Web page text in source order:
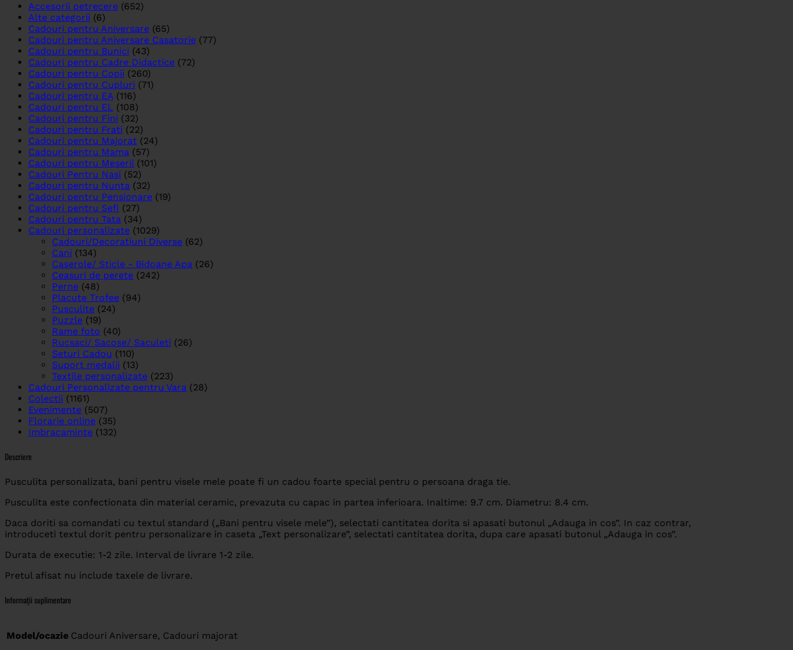
Accesorii petrecere (652)
Alte categorii (6)
Cadouri pentru Aniversare (65)
Cadouri pentru Aniversare Casatorie (77)
Cadouri pentru Bunici (43)
Cadouri pentru Cadre Didactice (72)
Cadouri pentru Copii (260)
Cadouri pentru Cupluri (71)
Cadouri pentru EA (116)
Cadouri pentru EL (108)
Cadouri pentru Fini (32)
Cadouri pentru Frati (22)
Cadouri pentru Majorat (24)
Cadouri pentru Mama (57)
Cadouri pentru Meserii (101)
Cadouri Pentru Nasi (52)
Cadouri pentru Nunta (32)
Cadouri pentru Pensionare (19)
Cadouri pentru Sefi (27)
Cadouri pentru Tata (34)
Cadouri personalizate (1029)
Cadouri/Decoratiuni Diverse (62)
Cani (134)
Caserole/ Sticle - Bidoane Apa (26)
Ceasuri de perete (242)
Perne (48)
Placute Trofee (94)
Pusculite (24)
Puzzle (19)
Rame foto (40)
Rucsaci/ Sacose/ Saculeti (26)
Seturi Cadou (110)
Suport medalii (13)
Textile personalizate (223)
Cadouri Personalizate pentru Vara (28)
Colectii (1161)
Evenimente (507)
Florarie online (35)
Imbracaminte (132)
Descriere
Pusculita personalizata, bani pentru visele mele poate fi un cadou foarte special pentru o persoana draga tie.
Pusculita este confectionata din material ceramic, prevazuta cu capac in partea inferioara. Inaltime: 9.7 cm. Diametru: 8.4 cm.
Daca doriti sa comandati cu textul standard („Bani pentru visele mele”), selectati cantitatea dorita si apasati butonul „Adauga in cos”. In caz contrar,
introduceti textul dorit pentru personalizare in caseta „Text personalizare”, selectati cantitatea dorita, dupa care apasati butonul „Adauga in cos”.
Durata de executie: 1-2 zile. Interval de livrare 1-2 zile.
Pretul afisat nu include taxele de livrare.
Informații suplimentare
Model/ocazie Cadouri Aniversare, Cadouri majorat